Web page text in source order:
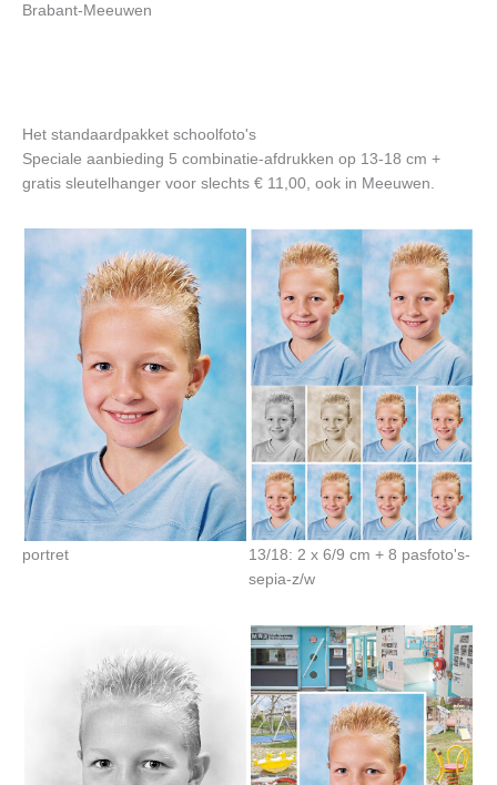
Brabant-Meeuwen
Het standaardpakket schoolfoto's
Speciale aanbieding 5 combinatie-afdrukken op 13-18 cm +
gratis sleutelhanger voor slechts € 11,00, ook in Meeuwen.
portret
13/18: 2 x 6/9 cm + 8 pasfoto's-
sepia-z/w